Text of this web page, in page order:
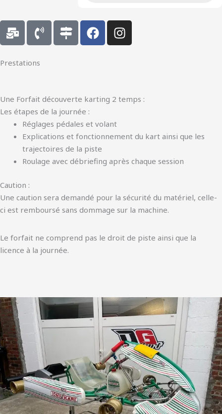
M
a
i
l
u
l
k
P
h
o
n
v
o
l
u
m
e
M
a
p
g
n
s
F
a
c
o
I
n
s
r
Prestations
Une Forfait découverte karting 2 temps :
Les étapes de la journée :
Réglages pédales et volant
Explications et fonctionnement du kart ainsi que les
trajectoires de la piste
Roulage avec débriefing après chaque session
Caution :
Une caution sera demandé pour la sécurité du matériel, celle-
ci est remboursé sans dommage sur la machine.
Le forfait ne comprend pas le droit de piste ainsi que la
licence à la journée.